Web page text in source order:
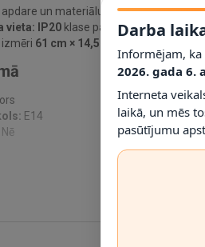
apdare un materiālu kombinācija
vieta:
IP20 klase palīdz noteikt, kur
izmēri 61 cm × 14,5 cm × 14 cm ļauj
E14
Nē
Darba
Informējam, ka
2026. gada 6.
Interneta
laikā, un mēs
pasūtījumu